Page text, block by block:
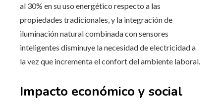
al 30% en su uso energético respecto a las
propiedades tradicionales, y la integración de
iluminación natural combinada con sensores
inteligentes disminuye la necesidad de electricidad a
la vez que incrementa el confort del ambiente laboral.
Impacto económico y social